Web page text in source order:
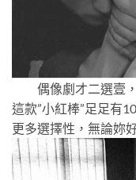
偶像劇才二選壹，
這款”小紅棒”足足有
更多選擇性，無論妳